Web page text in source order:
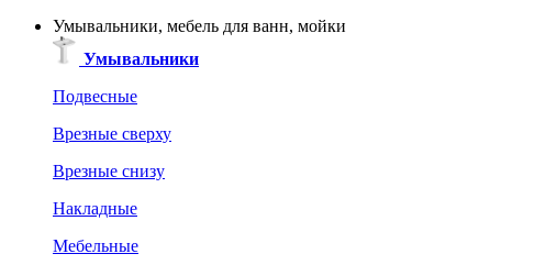
Умывальники, мебель для ванн, мойки
Умывальники
Подвесные
Врезные сверху
Врезные снизу
Накладные
Мебельные